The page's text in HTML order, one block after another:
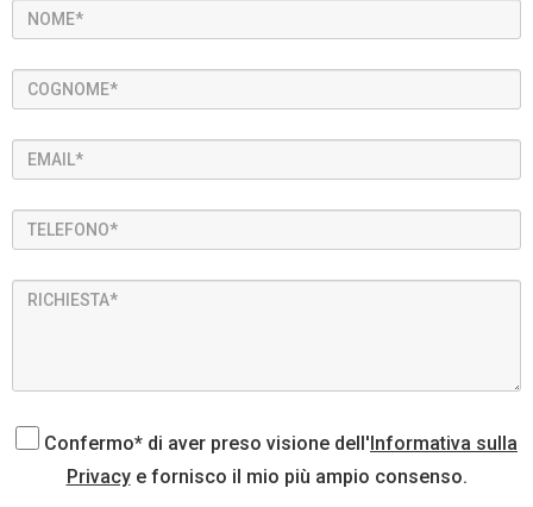
Confermo* di aver preso visione dell'Informativa sulla
Privacye fornisco il mio più ampio consenso.